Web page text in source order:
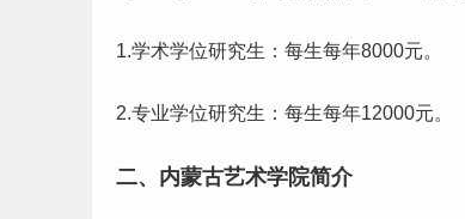
1.学术学位研究生：每生每年8000元。
2.专业学位研究生：每生每年12000元。
二、内蒙古艺术学院简介